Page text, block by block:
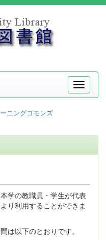
メ
ニ
ニングコモンズ
学の教職員・学生が代表
り利用することができま
は以下のとおりです。